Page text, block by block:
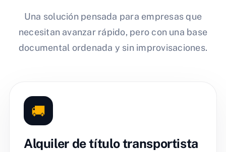
Una solución pensada para empresas que
necesitan avanzar rápido, pero con una base
documental ordenada y sin improvisaciones.
🚚
Alquiler de título transportista